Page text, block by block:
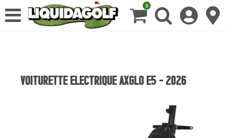
0
VOITURETTE ELECTRIQUE AXGLO E5 - 2026